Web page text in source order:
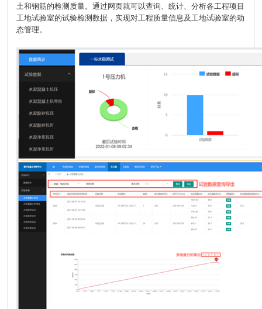
土和钢筋的检测质量。通过网页就可以查询、统计、分析各工程项目
工地试验室的试验检测数据，实现对工程质量信息及工地试验室的动
态管理。